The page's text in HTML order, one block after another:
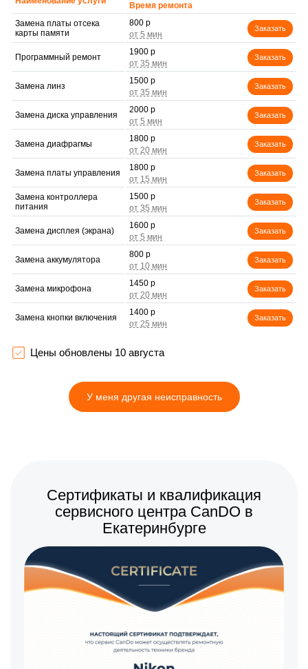
Время ремонта
Замена платы отсека
карты памяти
800 р
Заказать
Программный ремонт
1900 р
Заказать
Замена линз
1500 р
Заказать
Замена диска управления
2000 р
Заказать
Замена диафрагмы
1800 р
Заказать
Замена платы управления
1800 р
Заказать
Замена контроллера
питания
1500 р
Заказать
Замена дисплея (экрана)
1600 р
Заказать
Замена аккумулятора
800 р
Заказать
Замена микрофона
1450 р
Заказать
Замена кнопки включения
1400 р
Заказать
фокусировки
Цены обновлены 10 августа
У меня другая неисправность
Сертификаты и квалификация
сервисного центра CanDO в
Екатеринбурге